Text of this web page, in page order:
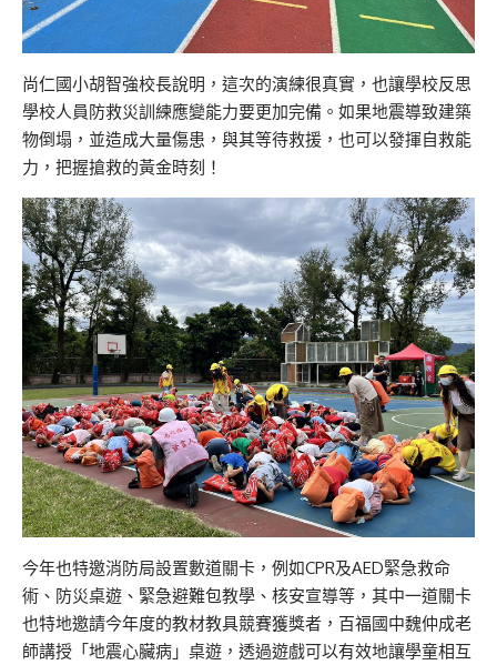
尚仁國小胡智強校長說明，這次的演練很真實，也讓學校反思
學校人員防救災訓練應變能力要更加完備。如果地震導致建築
物倒塌，並造成大量傷患，與其等待救援，也可以發揮自救能
力，把握搶救的黃金時刻！
今年也特邀消防局設置數道關卡，例如CPR及AED緊急救命
術、防災桌遊、緊急避難包教學、核安宣導等，其中一道關卡
也特地邀請今年度的教材教具競賽獲獎者，百福國中魏仲成老
師講授「地震心臟病」桌遊，透過遊戲可以有效地讓學童相互